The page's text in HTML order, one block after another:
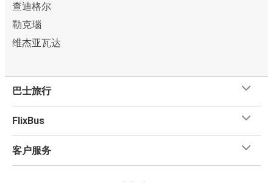
查迪格尔
勒克瑙
维杰亚瓦达
巴士旅行
FlixBus
客户服务